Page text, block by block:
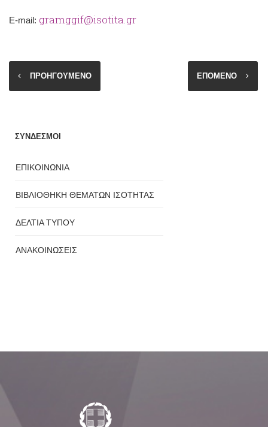
Ε-mail: gramggif@isotita.gr
ΠΡΟΗΓΟΥΜΕΝΟ ΕΠΟΜΕΝΟ
ΣΥΝΔΕΣΜΟΙ
ΕΠΙΚΟΙΝΩΝΙΑ
ΒΙΒΛΙΟΘΗΚΗ ΘΕΜΑΤΩΝ ΙΣΟΤΗΤΑΣ
ΔΕΛΤΙΑ ΤΥΠΟΥ
ΑΝΑΚΟΙΝΩΣΕΙΣ